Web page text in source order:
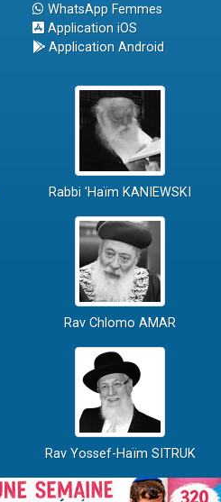
WhatsApp Femmes
Application iOS
Application Android
Rabbi 'Haïm KANIEWSKI
Rav Chlomo AMAR
Rav Yossef-Haïm SITRUK